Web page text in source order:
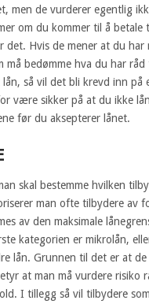
men de vurderer egentlig
om du kommer til å betale
Hvis de mener at du har
bedømme hva du har råd
så vil det bli krevd inn på
være sikker på at du ikke
før du aksepterer lånet.
skal bestemme hvilken
man ofte tilbydere av
av den maksimale
kategorien er mikrolån,
lån. Grunnen til det er at
at man må vurdere risiko
I tillegg så vil tilbydere